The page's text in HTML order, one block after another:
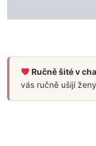
Ručně šité v
vás ručně ušijí